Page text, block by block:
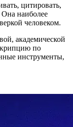
цитировать,
Она наиболее
человеком.
академической
по
инструменты,